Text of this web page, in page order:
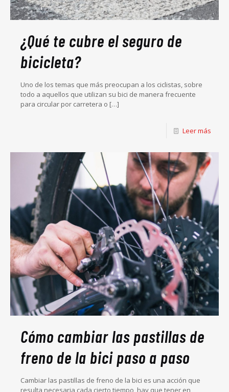
¿Qué te cubre el seguro de
bicicleta?
Uno de los temas que más preocupan a los ciclistas, sobre
todo a aquellos que utilizan su bici de manera frecuente
para circular por carretera o […]
Leer más
Cómo cambiar las pastillas de
freno de la bici paso a paso
Cambiar las pastillas de freno de la bici es una acción que
resulta necesaria cada cierto tiempo, hay que tener en